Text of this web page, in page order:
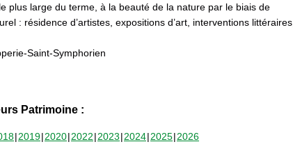
plus large du terme, à la beauté de la nature par le biais de
: résidence d’artistes, expositions d’art, interventions littéraires,
Saint-Symphorien
Patrimoine :
2019 2020 2022 2023 2024 2025 2026